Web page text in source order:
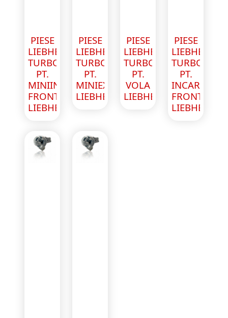
PIESE
LIEBHERR
TURBOSFULANTA
PT.
MINIINCARCATOR
FRONTAL
LIEBHERR
PIESE
LIEBHERR
TURBOSFULANTA
PT.
MINIEXCAVATOR
LIEBHERR
PIESE
LIEBHERR
TURBOSFULANTA
PT.
VOLA
LIEBHERR
PIESE
LIEBHERR
PT.
FRONTAL
LIEBHERR